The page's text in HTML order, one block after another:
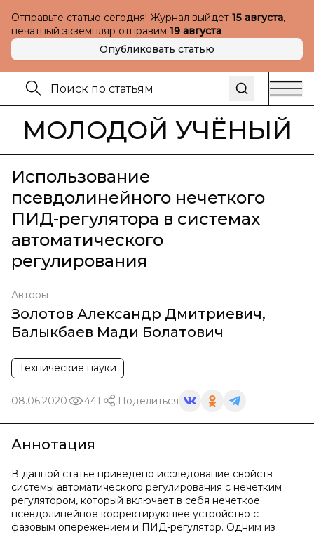
Отправьте статью сегодня! Журнал выйдет 15 августа,
печатный экземпляр отправим 19 августа
Опубликовать статью
МОЛОДОЙ УЧЁНЫЙ
Использование
псевдолинейного нечеткого
ПИД-регулятора в системах
автоматического
регулирования
Авторы
Золотов Александр Дмитриевич,
Балыкбаев Мади Болатович
Технические науки
08.06.2020 441 Поделиться
Аннотация
В данной статье приведено исследование свойств
системы автоматического регулирования с нечетким
регулятором, который включает в себя нечеткое
псевдолинейное корректирующее устройство с
фазовым опережением и ПИД-регулятор. Одним из